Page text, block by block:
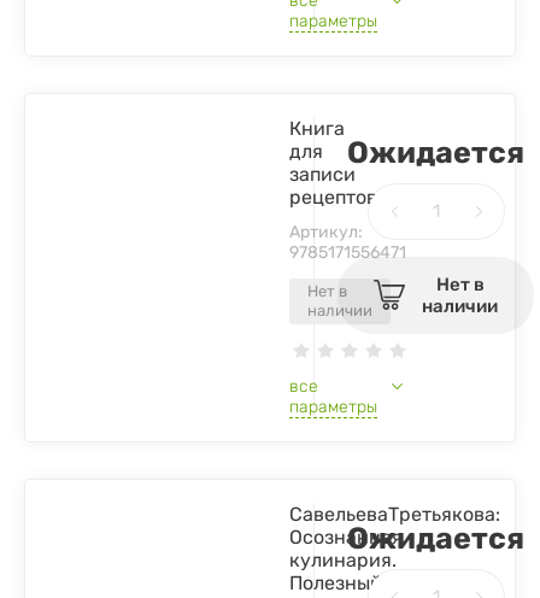
параметры
Нет в
наличии
Книга
для
записи
рецептов
Артикул:
9785171556471
все
параметры
Ожидается
Нет в
наличии
СавельеваТретьякова:
Осознанная
кулинария.
Полезный
Ожидается